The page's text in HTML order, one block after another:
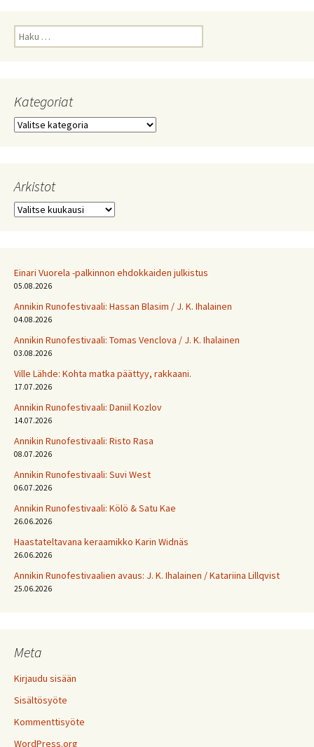
Haku:
Kategoriat
Kategoriat
Arkistot
Arkistot
Einari Vuorela -palkinnon ehdokkaiden julkistus
05.08.2026
Annikin Runofestivaali: Has­san Bla­sim / J. K. Ihalainen
04.08.2026
Annikin Runofestivaali: Tomas Venclova / J. K. Ihalainen
03.08.2026
Ville Lähde: Kohta matka päättyy, rakkaani.
17.07.2026
Annikin Runofestivaali: Daniil Kozlov
14.07.2026
Annikin Runofestivaali: Risto Rasa
08.07.2026
Annikin Runofestivaali: Suvi West
06.07.2026
Annikin Runofestivaali: Kölö & Satu Kae
26.06.2026
Haastateltavana keraamikko Karin Widnäs
26.06.2026
Annikin Runofestivaalien avaus: J. K. Ihalainen / Katariina Lillqvist
25.06.2026
Meta
Kirjaudu sisään
Sisältösyöte
Kommenttisyöte
WordPress.org